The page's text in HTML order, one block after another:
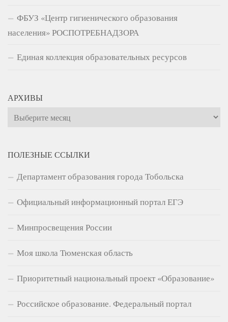
ФБУЗ «Центр гигиенического образования
населения» РОСПОТРЕБНАДЗОРА
Единая коллекция образовательных ресурсов
АРХИВЫ
Архивы
ПОЛЕЗНЫЕ ССЫЛКИ
Департамент образования города Тобольска
Официальный информационный портал ЕГЭ
Минпросвещения России
Моя школа Тюменская область
Приоритетный национальный проект «Образование»
Российское образование. Федеральный портал